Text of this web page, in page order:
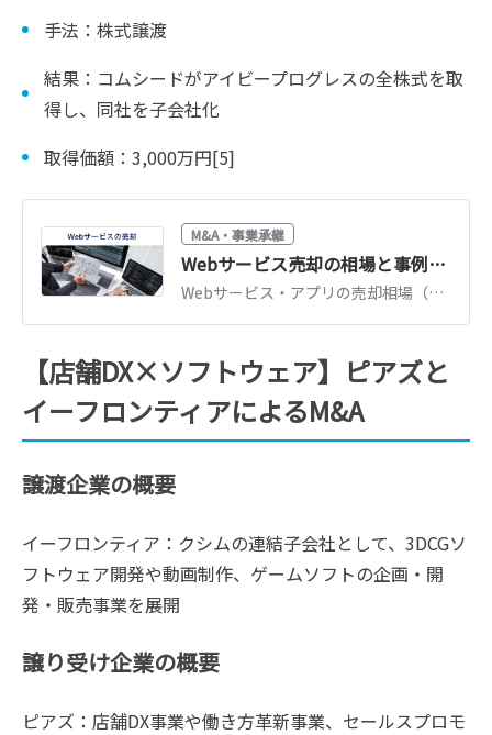
手法：株式譲渡
結果：コムシードがアイビープログレスの全株式を取
得し、同社を子会社化
取得価額：3,000万円[5]
M&A・事業承継
Webサービス売却の相場と事例｜高く売るポイント【2026年版】
Webサービス・アプリの売却相場（営業利益・MRRの倍率）と最新M&A事例を解説。評価されやすいサービスの特徴、売却の流れと高値売却のポイントを紹介します。
【店舗DX×ソフトウェア】ピアズと
イーフロンティアによるM&A
譲渡企業の概要
イーフロンティア：クシムの連結子会社として、3DCGソ
フトウェア開発や動画制作、ゲームソフトの企画・開
発・販売事業を展開
譲り受け企業の概要
ピアズ：店舗DX事業や働き方革新事業、セールスプロモ